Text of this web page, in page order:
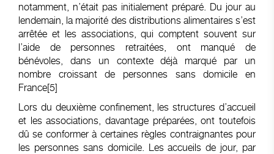
notamment, n’était pas initialement préparé. Du jour au
lendemain, la majorité des distributions alimentaires s’est
arrêtée et les associations, qui comptent souvent sur
l’aide de personnes retraitées, ont manqué de
bénévoles, dans un contexte déjà marqué par un
nombre croissant de personnes sans domicile en
France[5]
Lors du deuxième confinement, les structures d’accueil
et les associations, davantage préparées, ont toutefois
dû se conformer à certaines règles contraignantes pour
les personnes sans domicile. Les accueils de jour, par